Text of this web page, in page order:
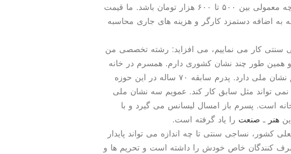
جدیدی داشته باشیم. اما فكر می كنم قیمت پارچه معمولی بین ۵۰۰ تا ۶۰۰ هزار تومان باشد. ما قیمت
به اضافه دستمزد كارگر و هزینه های جاری محاسبه
سنتی كار می نماییم، می افزاید: رشته تخصصی من
همین طور چند نشان كشوری دارم. همسرم در خانه
زربافی و ابریشم بافی را انجام می دهد و او هم نشان ملی دارد. پدرم سابقه ۷۰ ساله در این حوزه
تواند مثل سابق كار كند. عمویم سه نشان ملی
است. پسرم باز امسال لیسانس می گیرد و با
هنر ـ صنعت را یاد گرفته است.
كشور، نساجی سنتی تا چه اندازه می تواند پایدار
كنندگان خاص خودش را داشته است و تحریم ها و